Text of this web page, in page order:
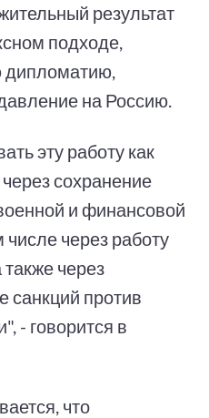
результат
подходе,
на Россию.
эту работу как
сохранение
и финансовой
через работу
через
санкций против
- говорится в
что